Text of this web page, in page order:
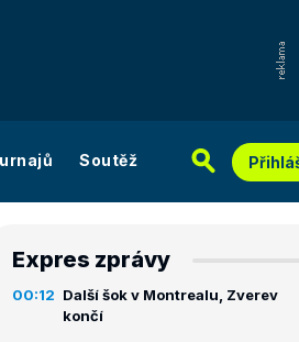
Soutěž
Expres zprávy
00:12 Další šok v Montrealu, Zverev
končí